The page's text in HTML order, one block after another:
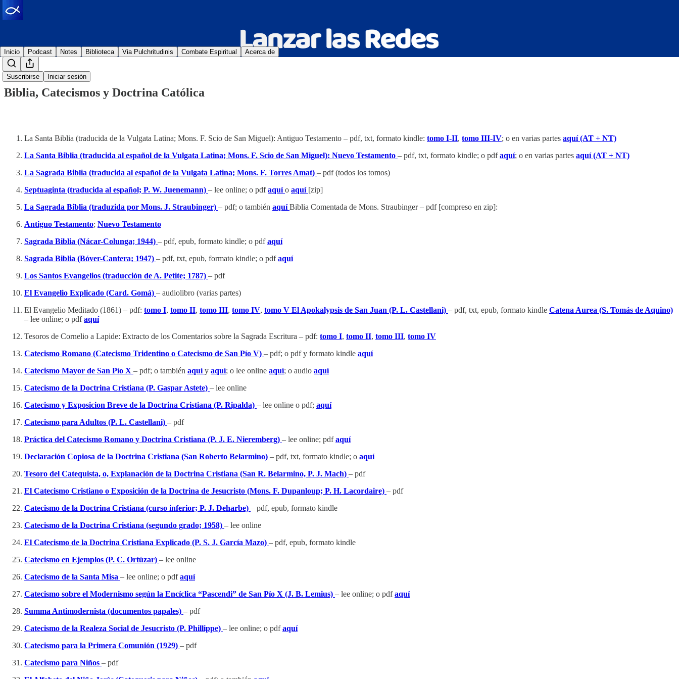
Suscribirse Iniciar sesión
Inicio Podcast Notes Biblioteca Via Pulchritudinis Combate Espiritual Acerca de
Biblia, Catecismos y Doctrina Católica
La Santa Biblia (traducida de la Vulgata Latina; Mons. F. Scio de San Miguel): Antiguo Testamento – pdf, txt, formato kindle: tomo I-II, tomo III-IV; o en varias partes aquí (AT + NT)
La Santa Biblia (traducida al español de la Vulgata Latina; Mons. F. Scio de San Miguel): Nuevo Testamento – pdf, txt, formato kindle; o pdfaquí; o en varias partes aquí (AT + NT)
La Sagrada Biblia (traducida al español de la Vulgata Latina; Mons. F. Torres Amat) – pdf (todos los tomos)
Septuaginta (traducida al español; P. W. Juenemann) – lee online; o pdfaquío aquí [zip]
La Sagrada Biblia (traduzida por Mons. J. Straubinger) – pdf; o también aquíBiblia Comentada de Mons. Straubinger – pdf [compreso en zip]:
Antiguo Testamento; Nuevo Testamento
Sagrada Biblia (Nácar-Colunga; 1944) – pdf, epub, formato kindle; o pdfaquí
Sagrada Biblia (Bóver-Cantera; 1947) – pdf, txt, epub, formato kindle; o pdfaquí
Los Santos Evangelios (traducción de A. Petite; 1787) – pdf
El Evangelio Explicado (Card. Gomá) – audiolibro (varias partes)
El Evangelio Meditado (1861) – pdf: tomo I, tomo II, tomo III, tomo IV, tomo V El Apokalypsis de San Juan (P. L. Castellani) – pdf, txt, epub, formato kindle Catena Aurea (S. Tomás de Aquino)
– lee online; o pdfaquí
Tesoros de Cornelio a Lapide: Extracto de los Comentarios sobre la Sagrada Escritura – pdf: tomo I, tomo II, tomo III, tomo IV
Catecismo Romano (Catecismo Tridentino o Catecismo de San Pío V) – pdf; o pdf y formato kindle aquí
Catecismo Mayor de San Pío X – pdf; o también aquíy aquí; o lee online aquí; o audio aquí
Catecismo de la Doctrina Cristiana (P. Gaspar Astete) – lee online
Catecismo y Exposicion Breve de la Doctrina Cristiana (P. Ripalda) – lee online o pdf; aquí
Catecismo para Adultos (P. L. Castellani) – pdf
Práctica del Catecismo Romano y Doctrina Cristiana (P. J. E. Nieremberg) – lee online; pdfaquí
Declaración Copiosa de la Doctrina Cristiana (San Roberto Belarmino) – pdf, txt, formato kindle; o aquí
Tesoro del Catequista, o, Explanación de la Doctrina Cristiana (San R. Belarmino, P. J. Mach) – pdf
El Catecismo Cristiano o Exposición de la Doctrina de Jesucristo (Mons. F. Dupanloup; P. H. Lacordaire) – pdf
Catecismo de la Doctrina Cristiana (curso inferior; P. J. Deharbe) – pdf, epub, formato kindle
Catecismo de la Doctrina Cristiana (segundo grado; 1958) – lee online
El Catecismo de la Doctrina Cristiana Explicado (P. S. J. García Mazo) – pdf, epub, formato kindle
Catecismo en Ejemplos (P. C. Ortúzar) – lee online
Catecismo de la Santa Misa – lee online; o pdfaquí
Catecismo sobre el Modernismo según la Encíclica “Pascendi” de San Pío X (J. B. Lemius) – lee online; o pdfaquí
Summa Antimodernista (documentos papales) – pdf
Catecismo de la Realeza Social de Jesucristo (P. Phillippe) – lee online; o pdfaquí
Catecismo para la Primera Comunión (1929) – pdf
Catecismo para Niños – pdf